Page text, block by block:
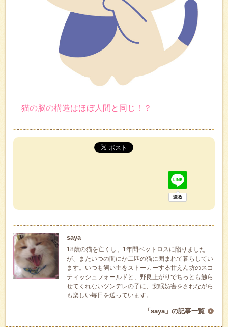
猫の脳の構造はほぼ人間と同じ！？
saya
18歳の猫を亡くし、1年間ペットロスに陥りました
が、またいつの間にか二匹の猫に囲まれて暮らしてい
ます。いつも飼い主をストーカーする甘えん坊のスコ
ティッシュフォールドと、野良上がりでちっとも触ら
せてくれないツンデレの子に、安眠妨害をされながら
も楽しい毎日を送っています。
「saya」の記事一覧